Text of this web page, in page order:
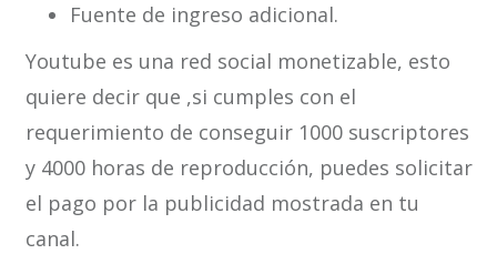
Fuente de ingreso adicional.
Youtube es una red social monetizable, esto
quiere decir que ,si cumples con el
requerimiento de conseguir 1000 suscriptores
y 4000 horas de reproducción, puedes solicitar
el pago por la publicidad mostrada en tu
canal.